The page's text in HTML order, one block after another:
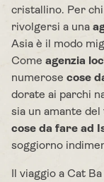
cristallino. Per
rivolgersi a una
Asia è il modo
Come agenzia
numerose cose
dorate ai parchi
sia un amante
cose da fare ad
soggiorno
Il viaggio a Cat